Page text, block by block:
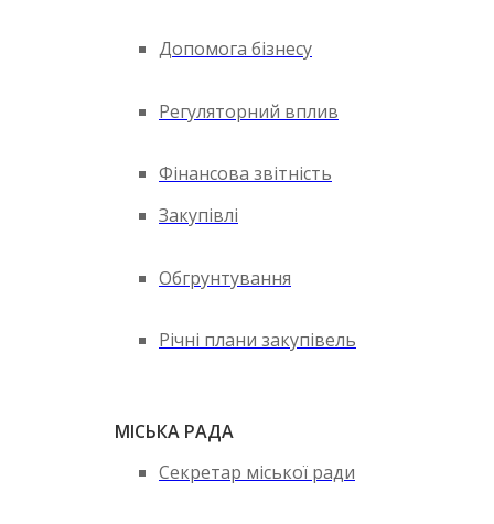
Допомога бізнесу
Регуляторний вплив
Фінансова звітність
Закупівлі
Обгрунтування
Річні плани закупівель
МІСЬКА РАДА
Секретар міської ради